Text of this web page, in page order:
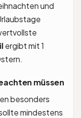
und
ergibt mit 1
müssen
besonders
mindestens